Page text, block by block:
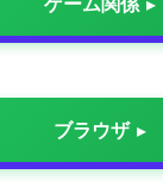
ブラウザ